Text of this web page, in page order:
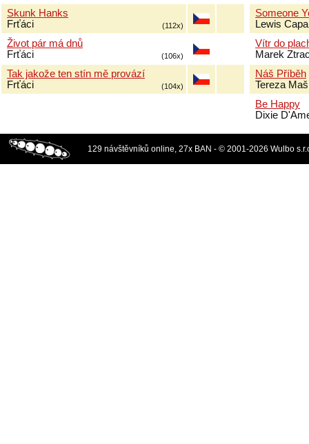
Skunk Hanks
Frťáci
(112x)
Život pár má dnů
Frťáci
(106x)
Tak jakože ten stín mě provází
Frťáci
(104x)
Someone
Lewis
Vítr do
Marek
Náš Příběh
Tereza
Be Happy
Dixie
129 návštěvníků online, 27x BAN - © 2001-2026 Wulbo